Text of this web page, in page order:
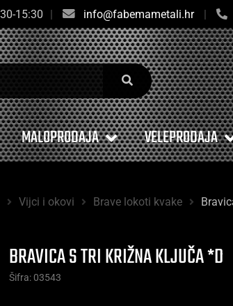
15:30 | info@fabemametali.hr |
MALOPRODAJA VELEPRODAJA
Vijci i okovi Brave lokoti kvake
BRAVICA S TRI KRIŽNA KLJUČA *D
Šifra: 03543